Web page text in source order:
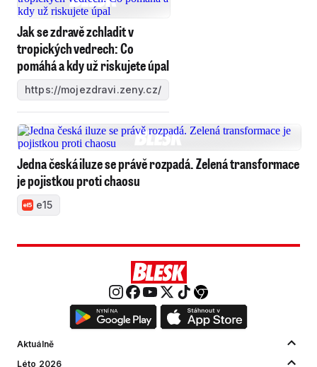
Jak se zdravě zchladit v
tropických vedrech: Co
pomáhá a kdy už riskujete úpal
https://mojezdravi.zeny.cz/
Jedna česká iluze se právě rozpadá. Zelená transformace
je pojistkou proti chaosu
e15
Aktuálně
Léto 2026